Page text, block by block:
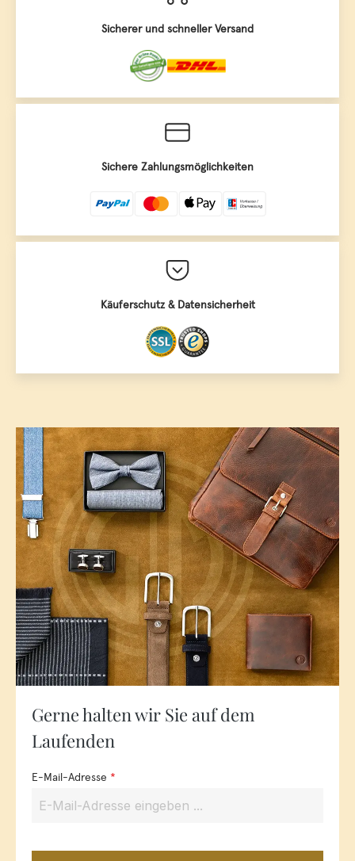
Sicherer und schneller Versand
Sichere Zahlungsmöglichkeiten
Käuferschutz & Datensicherheit
Gerne halten wir Sie auf dem
Laufenden
E-Mail-Adresse *